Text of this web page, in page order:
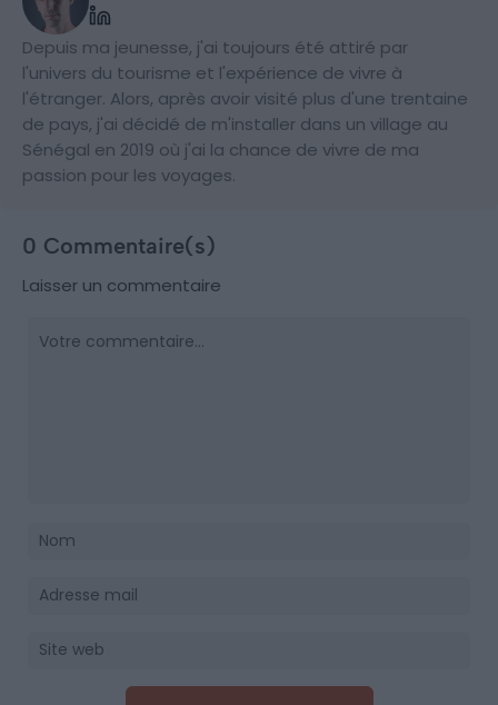
Depuis ma jeunesse, j'ai toujours été attiré par
l'univers du tourisme et l'expérience de vivre à
l'étranger. Alors, après avoir visité plus d'une trentaine
de pays, j'ai décidé de m'installer dans un village au
Sénégal en 2019 où j'ai la chance de vivre de ma
passion pour les voyages.
0 Commentaire(s)
Laisser un commentaire